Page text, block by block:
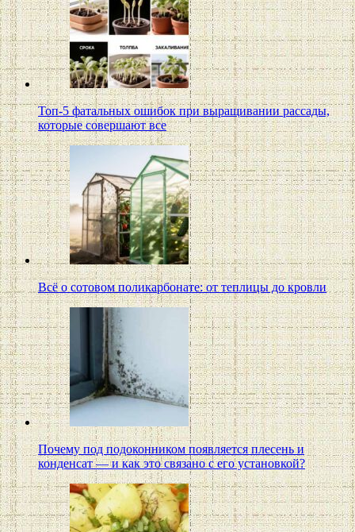
Топ-5 фатальных ошибок при выращивании рассады,
которые совершают все
Всё о сотовом поликарбонате: от теплицы до кровли
Почему под подоконником появляется плесень и
конденсат — и как это связано с его установкой?